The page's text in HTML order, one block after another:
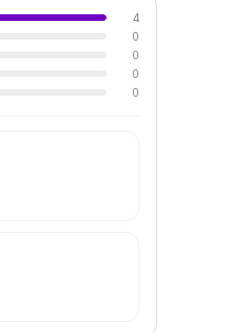
4
0
0
0
0